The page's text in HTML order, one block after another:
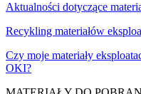
Aktualności dotyczące
Recykling materiałów
Czy moje materiały
OKI?